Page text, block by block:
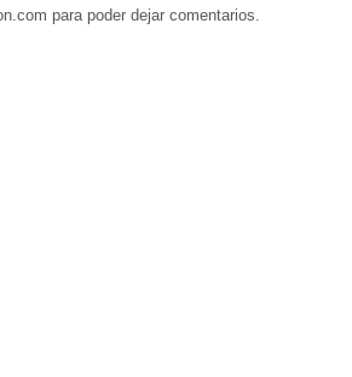
para poder dejar comentarios.